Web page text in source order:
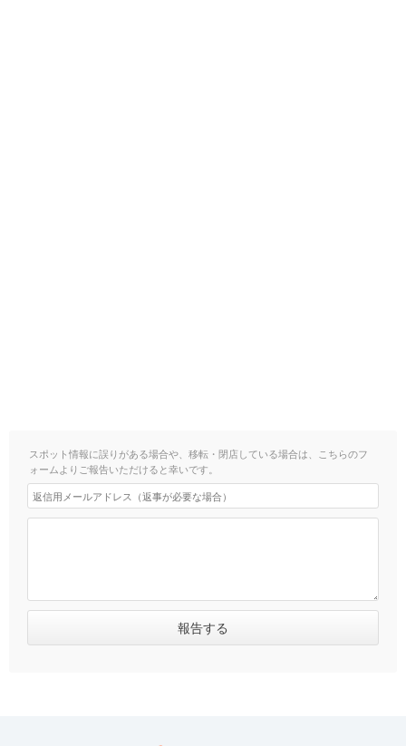
スポット情報に誤りがある場合や、移転・閉店している場合は、こちらのフ
ォームよりご報告いただけると幸いです。